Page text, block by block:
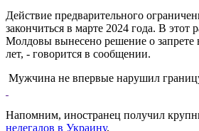
Действие предварительного
закончиться в марте 2024 года. В этот
Молдовы вынесено решение о запрете
лет, - говорится в сообщении.
Мужчина не впервые нарушил
Напомним, иностранец получил
нелегалов в Украину.